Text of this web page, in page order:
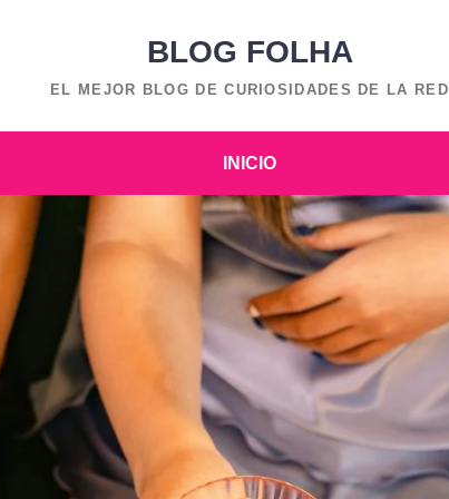
BLOG FOLHA
EL MEJOR BLOG DE CURIOSIDADES DE LA RED
INICIO